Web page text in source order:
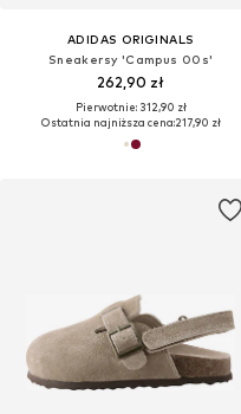
ADIDAS ORIGINALS
Sneakersy 'Campus 00s'
262,90 zł
Pierwotnie: 312,90 zł
Ostatnia najniższa cena:217,90 zł